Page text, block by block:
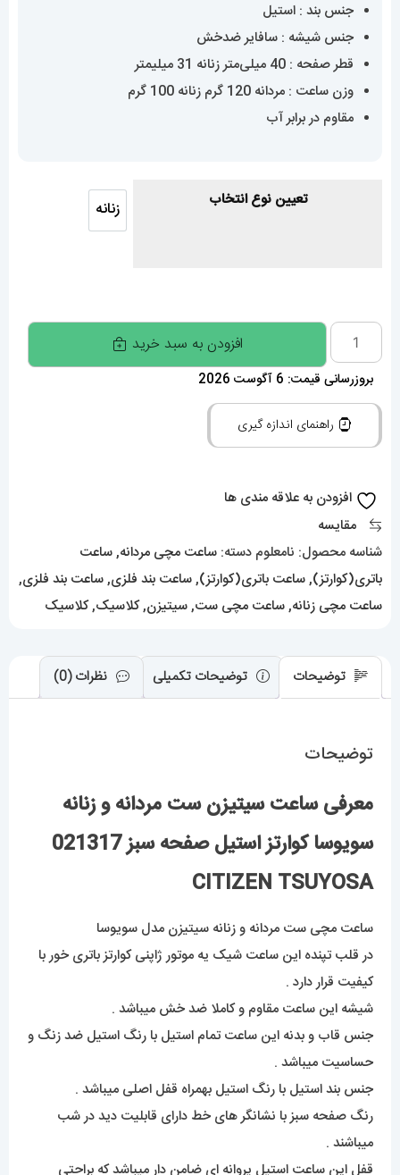
جنس بند : استیل
جنس شیشه : سافایر ضدخش
قطر صفحه : 40 میلی‌متر زنانه 31 میلیمتر
وزن ساعت : مردانه 120 گرم زنانه 100 گرم
مقاوم در برابر آب
تعیین نوع انتخاب زنانه
ساعت
سیتیزن
ست
مردانه
و
سویوسا
کوارتز
استیل
صفحه
سبز
CITIZEN
TSUYOSA
افزودن به سبد خرید
بروزرسانی قیمت: 6 آگوست 2026
راهنمای اندازه گیری
افزودن به علاقه مندی ها
مقایسه
شناسه محصول: نامعلوم دسته: ساعت مچی مردانه,ساعت
باتری(کوارتز),ساعت باتری(کوارتز),ساعت بند فلزی,ساعت بند فلزی,
ساعت مچی زنانه,ساعت مچی ست,سیتیزن,کلاسیک,کلاسیک
توضیحات توضیحات تکمیلی نظرات (0)
توضیحات
معرفی ساعت سیتیزن ست مردانه و زنانه
سویوسا کوارتز استیل صفحه سبز 021317
CITIZEN TSUYOSA
ساعت مچی ست مردانه و زنانه سیتیزن مدل سویوسا
در قلب تپنده این ساعت شیک یه موتور ژاپنی کوارتز باتری خور با
کیفیت قرار دارد .
شیشه این ساعت مقاوم و کاملا ضد خش میباشد .
جنس قاب و بدنه این ساعت تمام استیل با رنگ استیل ضد زنگ و
حساسیت میباشد .
جنس بند استیل با رنگ استیل بهمراه قفل اصلی میباشد .
رنگ صفحه سبز با نشانگر های خط دارای قابلیت دید در شب
میباشند .
قفل این ساعت استیل پروانه ای ضامن دار میباشد که براحتی